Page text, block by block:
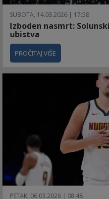
SUBOTA, 14.03.2026 | 17:58
Izboden nasmrt:
ubistva
PROČITAJ VIŠE
PETAK, 06.03.2026 | 08:48